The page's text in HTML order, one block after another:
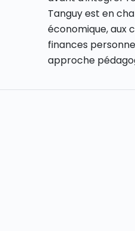
Tanguy est en
économique, aux
finances
approche